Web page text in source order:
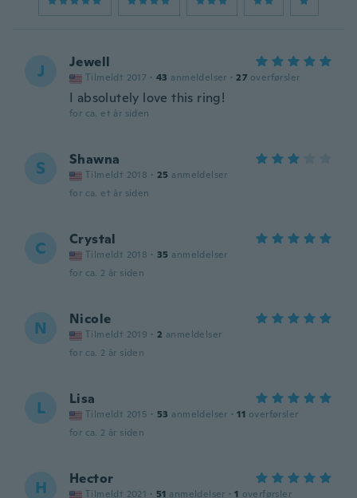
J Jewell
Tilmeldt 2017 · 43 anmeldelser · 27 overførsler
I absolutely love this ring!
for ca. et år siden
S Shawna
Tilmeldt 2018 · 25 anmeldelser
for ca. et år siden
C Crystal
Tilmeldt 2018 · 35 anmeldelser
for ca. 2 år siden
N Nicole
Tilmeldt 2019 · 2 anmeldelser
for ca. 2 år siden
L Lisa
Tilmeldt 2015 · 53 anmeldelser · 11 overførsler
for ca. 2 år siden
H Hector
Tilmeldt 2021 · 51 anmeldelser · 1 overførsler